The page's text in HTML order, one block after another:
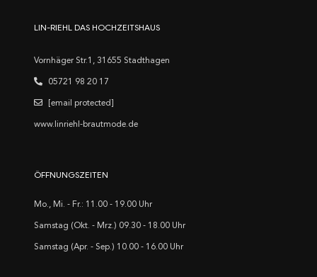
LIN-RIEHL DAS HOCHZEITSHAUS
Vornhäger Str.1, 31655 Stadthagen
05721 98 20 17
[email protected]
www.linriehl-brautmode.de
ÖFFNUNGSZEITEN
Mo., Mi. - Fr.: 11.00 - 19.00 Uhr
Samstag (Okt. - Mrz.) 09.30 - 18.00 Uhr
Samstag (Apr. - Sep.) 10.00 - 16.00 Uhr